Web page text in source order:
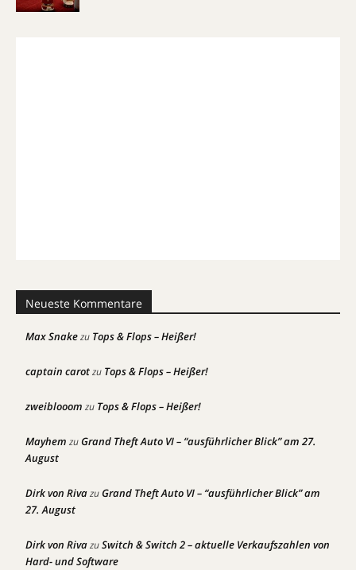
Neueste Kommentare
Max Snakezu Tops & Flops – Heißer!
captain carotzu Tops & Flops – Heißer!
zweiblooom zu Tops & Flops – Heißer!
Mayhem zuGrand Theft Auto VI – “ausführlicher Blick” am 27.
August
Dirk von RivazuGrand Theft Auto VI – “ausführlicher Blick” am
27. August
Dirk von RivazuSwitch & Switch 2 – aktuelle Verkaufszahlen von
Hard- und Software